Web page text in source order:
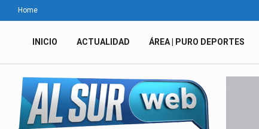
Home
INICIO ACTUALIDAD ÁREA | PURO DEPORTES